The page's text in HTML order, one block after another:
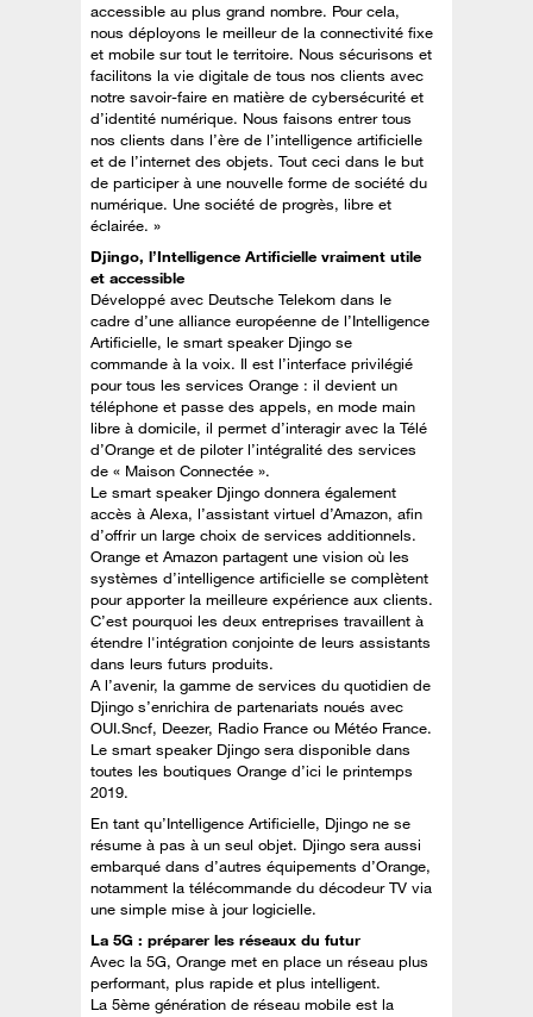
accessible au plus grand nombre. Pour cela,
nous déployons le meilleur de la connectivité fixe
et mobile sur tout le territoire. Nous sécurisons et
facilitons la vie digitale de tous nos clients avec
notre savoir-faire en matière de cybersécurité et
d’identité numérique. Nous faisons entrer tous
nos clients dans l’ère de l’intelligence artificielle
et de l’internet des objets. Tout ceci dans le but
de participer à une nouvelle forme de société du
numérique. Une société de progrès, libre et
éclairée. »
Djingo, l’Intelligence Artificielle vraiment utile
et accessible
Développé avec Deutsche Telekom dans le
cadre d’une alliance européenne de l’Intelligence
Artificielle, le smart speaker Djingo se
commande à la voix. Il est l’interface privilégié
pour tous les services Orange : il devient un
téléphone et passe des appels, en mode main
libre à domicile, il permet d’interagir avec la Télé
d’Orange et de piloter l’intégralité des services
de « Maison Connectée ».
Le smart speaker Djingo donnera également
accès à Alexa, l’assistant virtuel d’Amazon, afin
d’offrir un large choix de services additionnels.
Orange et Amazon partagent une vision où les
systèmes d’intelligence artificielle se complètent
pour apporter la meilleure expérience aux clients.
C’est pourquoi les deux entreprises travaillent à
étendre l'intégration conjointe de leurs assistants
dans leurs futurs produits.
A l’avenir, la gamme de services du quotidien de
Djingo s’enrichira de partenariats noués avec
OUI.Sncf, Deezer, Radio France ou Météo France.
Le smart speaker Djingo sera disponible dans
toutes les boutiques Orange d’ici le printemps
2019.
En tant qu’Intelligence Artificielle, Djingo ne se
résume à pas à un seul objet. Djingo sera aussi
embarqué dans d’autres équipements d’Orange,
notamment la télécommande du décodeur TV via
une simple mise à jour logicielle.
La 5G : préparer les réseaux du futur
Avec la 5G, Orange met en place un réseau plus
performant, plus rapide et plus intelligent.
La 5ème génération de réseau mobile est la